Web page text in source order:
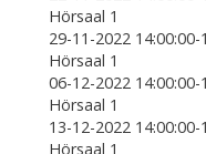
Hörsaal 1
29-11-2022 14:00:00-
Hörsaal 1
06-12-2022 14:00:00-
Hörsaal 1
13-12-2022 14:00:00-
Hörsaal 1